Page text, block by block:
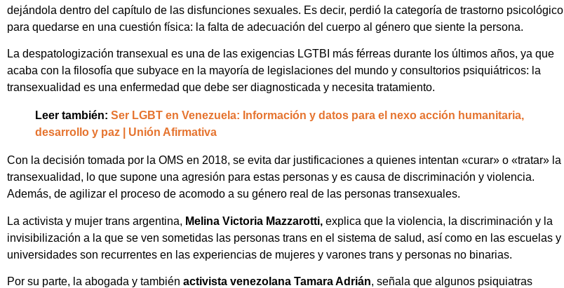
dejándola dentro del capítulo de las disfunciones sexuales. Es decir, perdió la categoría de trastorno psicológico
para quedarse en una cuestión física: la falta de adecuación del cuerpo al género que siente la persona.
La despatologización transexual es una de las exigencias LGTBI más férreas durante los últimos años, ya que
acaba con la filosofía que subyace en la mayoría de legislaciones del mundo y consultorios psiquiátricos: la
transexualidad es una enfermedad que debe ser diagnosticada y necesita tratamiento.
Leer también: Ser LGBT en Venezuela: Información y datos para el nexo acción humanitaria,
desarrollo y paz | Unión Afirmativa
Con la decisión tomada por la OMS en 2018, se evita dar justificaciones a quienes intentan «curar» o «tratar» la
transexualidad, lo que supone una agresión para estas personas y es causa de discriminación y violencia.
Además, de agilizar el proceso de acomodo a su género real de las personas transexuales.
La activista y mujer trans argentina, Melina Victoria Mazzarotti, explica que la violencia, la discriminación y la
invisibilización a la que se ven sometidas las personas trans en el sistema de salud, así como en las escuelas y
universidades son recurrentes en las experiencias de mujeres y varones trans y personas no binarias.
Por su parte, la abogada y también activista venezolana Tamara Adrián, señala que algunos psiquiatras